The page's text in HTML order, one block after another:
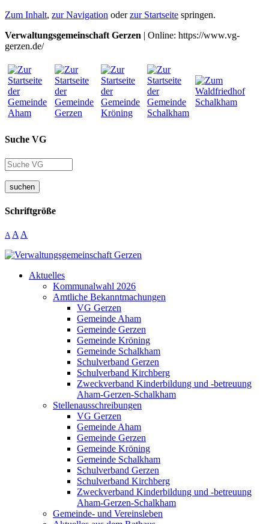
Zum Inhalt, zur Navigation oderzur Startseite springen.
Verwaltungsgemeinschaft Gerzen | Online: https://www.vg-
gerzen.de/
Suche VG
suchen
Schriftgröße
A A A
Aktuelles
Kommunalwahl 2026
Amtliche Bekanntmachungen
VG Gerzen
Gemeinde Aham
Gemeinde Gerzen
Gemeinde Kröning
Gemeinde Schalkham
Schulverband Gerzen
Schulverband Kirchberg
Zweckverband Kinderbildung und -betreuung
Aham-Gerzen-Schalkham
Stellenausschreibungen
VG Gerzen
Gemeinde Aham
Gemeinde Gerzen
Gemeinde Kröning
Gemeinde Schalkham
Schulverband Gerzen
Schulverband Kirchberg
Zweckverband Kinderbildung und -betreuung
Aham-Gerzen-Schalkham
Gemeinde- und Vereinsleben